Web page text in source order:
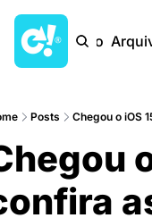
Início
Posts Chegou o iOS